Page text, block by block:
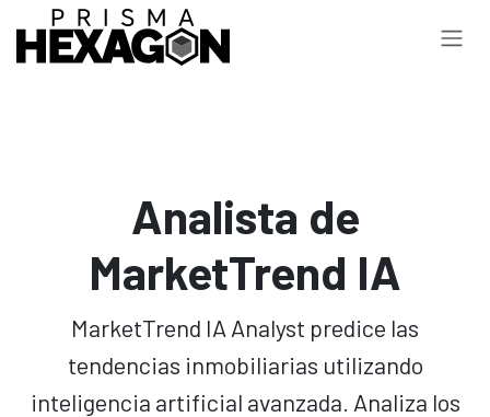
Ir al contenido
Analista de
MarketTrend IA
MarketTrend IA Analyst predice las
tendencias inmobiliarias utilizando
inteligencia artificial avanzada. Analiza los